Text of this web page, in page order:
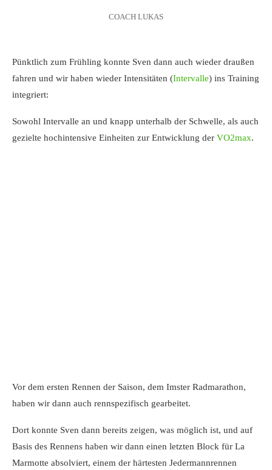
COACH LUKAS
Pünktlich zum Frühling konnte Sven dann auch wieder draußen
fahren und wir haben wieder Intensitäten (Intervalle) ins Training
integriert:
Sowohl Intervalle an und knapp unterhalb der Schwelle, als auch
gezielte hochintensive Einheiten zur Entwicklung der VO2max.
Vor dem ersten Rennen der Saison, dem Imster Radmarathon,
haben wir dann auch rennspezifisch gearbeitet.
Dort konnte Sven dann bereits zeigen, was möglich ist, und auf
Basis des Rennens haben wir dann einen letzten Block für La
Marmotte absolviert, einem der härtesten Jedermannrennen